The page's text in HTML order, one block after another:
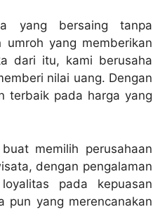
yang bersaing tanpa
umroh yang memberikan
dari itu, kami berusaha
nilai uang. Dengan
terbaik pada harga yang
memilih perusahaan
dengan pengalaman
pada kepuasan
pun yang merencanakan